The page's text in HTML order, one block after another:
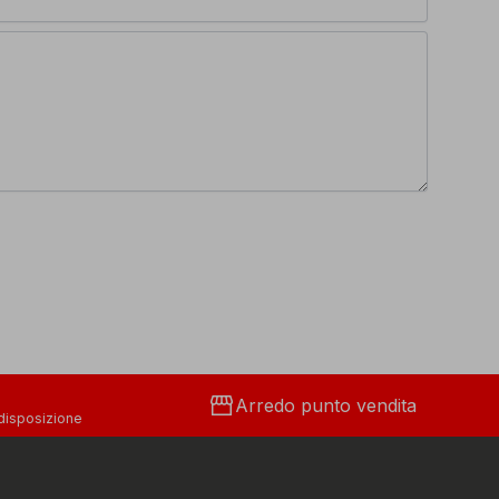
storefrontArredo punto vendita